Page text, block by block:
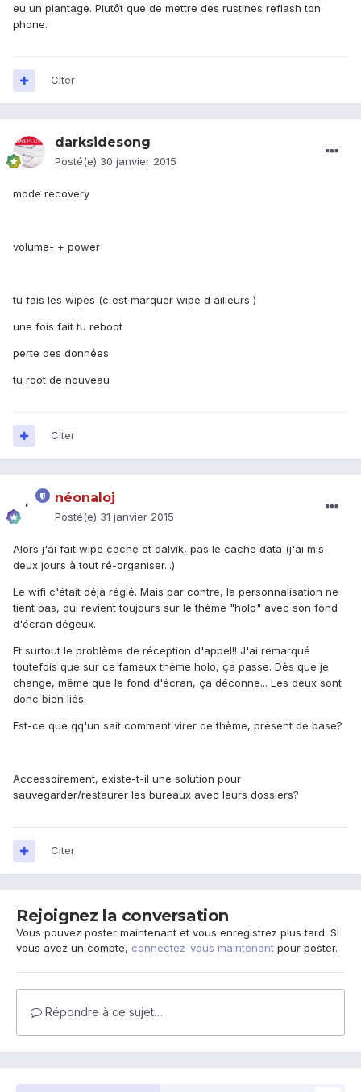
eu un plantage. Plutôt que de mettre des rustines reflash ton
phone.
Citer
darksidesong
Posté(e) 30 janvier 2015
mode recovery
volume- + power
tu fais les wipes (c est marquer wipe d ailleurs )
une fois fait tu reboot
perte des données
tu root de nouveau
Citer
néonaloj
Posté(e) 31 janvier 2015
Alors j'ai fait wipe cache et dalvik, pas le cache data (j'ai mis
deux jours à tout ré-organiser...)
Le wifi c'était déjà réglé. Mais par contre, la personnalisation ne
tient pas, qui revient toujours sur le thème "holo" avec son fond
d'écran dégeux.
Et surtout le problème de réception d'appel!! J'ai remarqué
toutefois que sur ce fameux thème holo, ça passe. Dès que je
change, même que le fond d'écran, ça déconne... Les deux sont
donc bien liés.
Est-ce que qq'un sait comment virer ce thème, présent de base?
Accessoirement, existe-t-il une solution pour
sauvegarder/restaurer les bureaux avec leurs dossiers?
Citer
Rejoignez la conversation
Vous pouvez poster maintenant et vous enregistrez plus tard. Si
vous avez un compte, connectez-vous maintenant pour poster.
Répondre à ce sujet…